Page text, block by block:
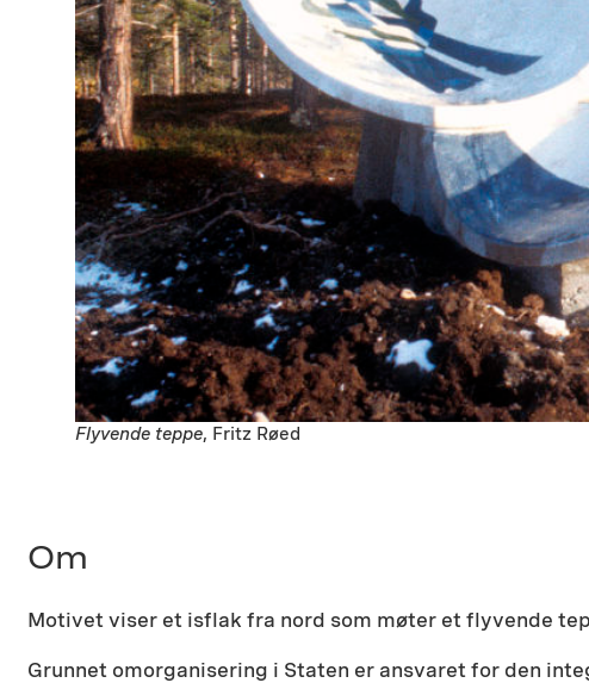
Flyvende teppe, Fritz Røed
Om
Motivet viser et isflak fra nord som møter et flyvende
Grunnet omorganisering i Staten er ansvaret for den